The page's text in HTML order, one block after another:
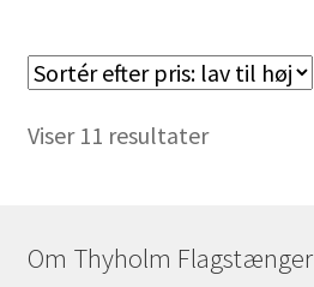
Viser 11 resultaterSorteret
lav
Om Thyholm Flagstænger